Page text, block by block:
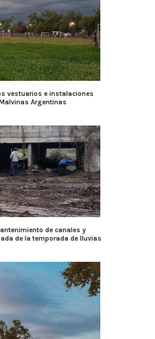
vestuarios e instalaciones
Argentinas
de canales y
de la temporada de lluvias